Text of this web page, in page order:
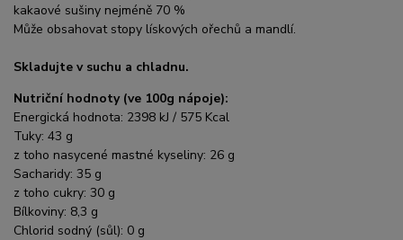
kakaové sušiny nejméně 70 %
Může obsahovat stopy lískových ořechů a mandlí.
Skladujte v suchu a chladnu.
Nutriční hodnoty (ve 100g nápoje):
Energická hodnota: 2398 kJ / 575 Kcal
Tuky: 43 g
z toho nasycené mastné kyseliny: 26 g
Sacharidy: 35 g
z toho cukry: 30 g
Bílkoviny: 8,3 g
Chlorid sodný (sůl): 0 g